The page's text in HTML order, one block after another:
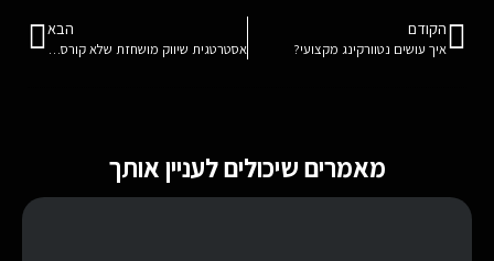
הקודם
איך עושים נטוורקינג מקצועי?
הבא
אסטרטגית שיווק מושחזת שלא קורסת אף יום בשנה
מאמרים שיכולים לעניין אותך